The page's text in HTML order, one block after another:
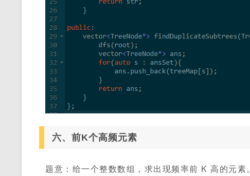
六、前K个高频元素
题意：给一个整数数组，求出现频率前 K 高的元素。